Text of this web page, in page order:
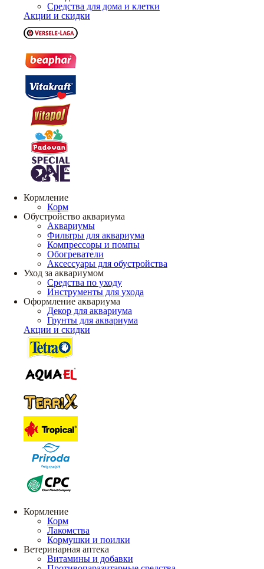
Средства для дома и клетки
Акции и скидки
Кормление
Корм
Обустройство аквариума
Аквариумы
Фильтры для аквариума
Компрессоры и помпы
Обогреватели
Аксессуары для обустройства
Уход за аквариумом
Средства по уходу
Инструменты для ухода
Оформление аквариума
Декор для аквариума
Грунты для аквариума
Акции и скидки
Кормление
Корм
Лакомства
Кормушки и поилки
Ветеринарная аптека
Витамины и добавки